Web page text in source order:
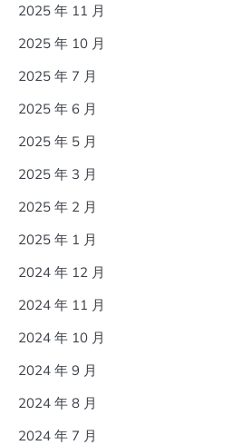
2025 年 11 月
2025 年 10 月
2025 年 7 月
2025 年 6 月
2025 年 5 月
2025 年 3 月
2025 年 2 月
2025 年 1 月
2024 年 12 月
2024 年 11 月
2024 年 10 月
2024 年 9 月
2024 年 8 月
2024 年 7 月